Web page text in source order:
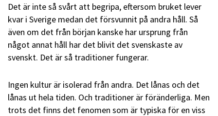
Det är inte så svårt att begripa, eftersom bruket lever
kvar i Sverige medan det försvunnit på andra håll. Så
även om det från början kanske har ursprung från
något annat håll har det blivit det svenskaste av
svenskt. Det är så traditioner fungerar.
Ingen kultur är isolerad från andra. Det lånas och det
lånas ut hela tiden. Och traditioner är föränderliga. Men
trots det finns det fenomen som är typiska för en viss